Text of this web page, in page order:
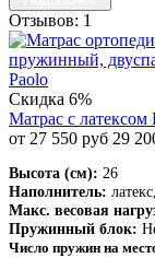
Отзывов: 1
Скидка 6%
Матрас с латексом
от 27 550 руб 29
Высота (см): 26
Наполнитель:
Макс. весовая
Пружинный блок:
Число пружин на